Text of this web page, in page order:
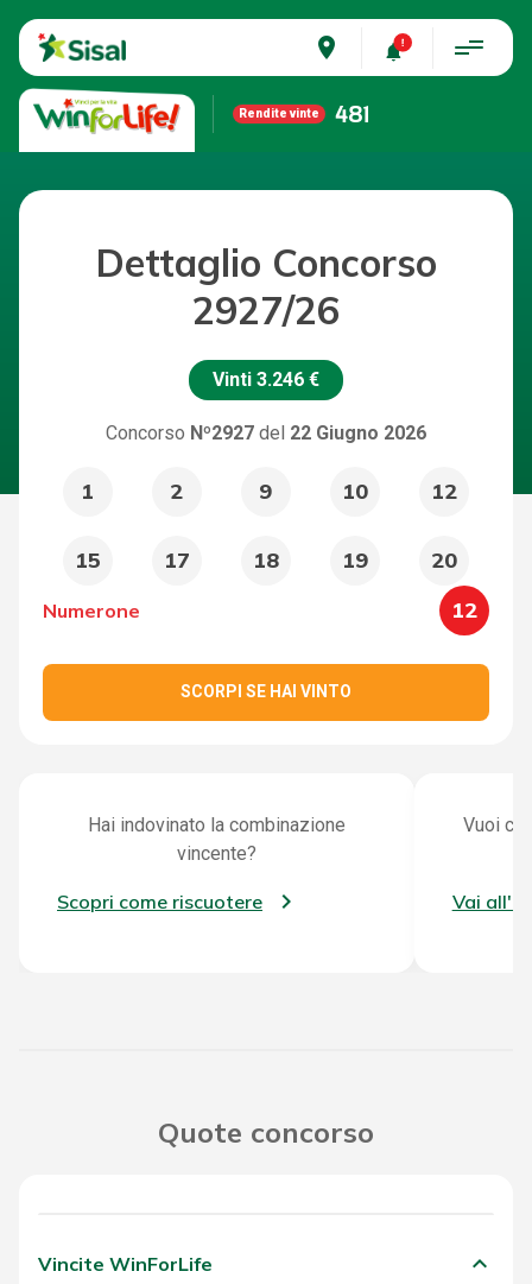
place
Rendite vinte 481
Dettaglio Concorso
2927/26
Vinti 3.246 €
Concorso Nº2927 del 22 Giugno 2026
1 2 9 10 12
15 17 18 19 20
Numerone 12
SCORPI SE HAI VINTO
Hai indovinato la combinazione
vincente?
Scopri come riscuotere
Vuoi
Vai
Quote concorso
Vincite WinForLife keyboard_arrow_down